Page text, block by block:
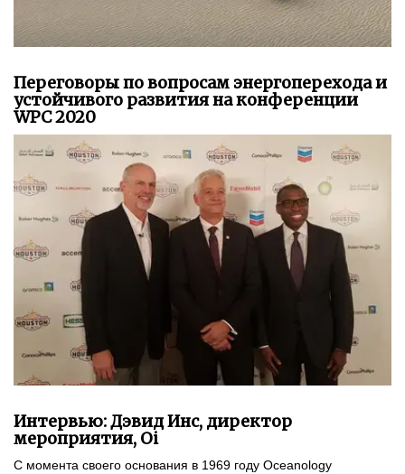
Переговоры по вопросам энергоперехода и
устойчивого развития на конференции
WPC 2020
Интервью: Дэвид Инс, директор
мероприятия, Oi
С момента своего основания в 1969 году Oceanology